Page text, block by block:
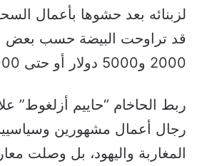
لزبنائه بعد حشوها بأعمال
قد تراوحت البيضة حسب بعض
2000 و5000 دولار أو حتى 10000 دولار أحيانا.
ربط الحاخام “حاييم أزلغوط”
رجال أعمال مشهورين
المغاربة واليهود، بل وصلت